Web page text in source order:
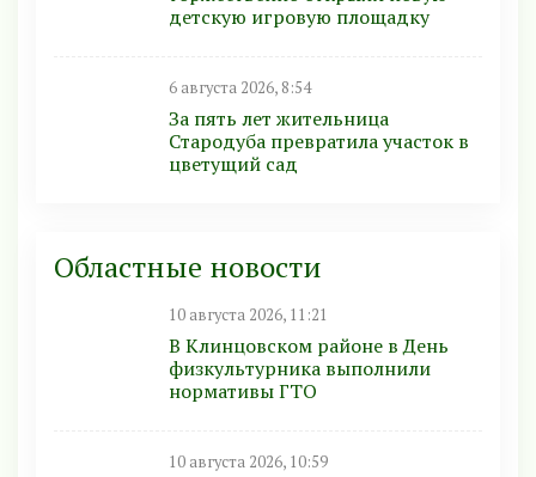
детскую игровую площадку
6 августа 2026, 8:54
За пять лет жительница
Стародуба превратила участок в
цветущий сад
Областные новости
10 августа 2026, 11:21
В Клинцовском районе в День
физкультурника выполнили
нормативы ГТО
10 августа 2026, 10:59